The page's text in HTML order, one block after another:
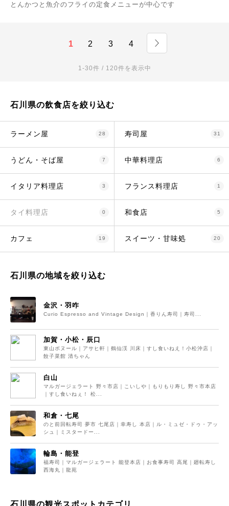
とんかつと魚介のフライの定食メニューが中心です
1 2 3 4
1-30件 / 120件を表示中
石川県の飲食店を絞り込む
ラーメン屋 28 寿司屋 31
うどん・そば屋 7 中華料理店 6
イタリア料理店 3 フランス料理店 1
タイ料理店 0 和食店 5
カフェ 19 スイーツ・甘味処 20
石川県の地域を絞り込む
金沢・羽咋
Curio Espresso and Vintage Design｜香りん寿司｜寿司...
加賀・小松・辰口
東山ボヌール｜アサヒ軒｜鶴仙渓 川床｜すし食いねえ！小松沖店｜
餃子菜館 清ちゃん
白山
マルガージェラート 野々市店｜こいしや｜もりもり寿し 野々市本店
｜すし食いねぇ！ 松...
和倉・七尾
のと前回転寿司 夢市 七尾店｜幸寿し 本店｜ル・ミュゼ・ドゥ・アッ
シュ｜ミスタードー...
輪島・能登
福寿司｜マルガージェラート 能登本店｜お食事寿司 高尾｜廻転寿し
西海丸｜龍苑